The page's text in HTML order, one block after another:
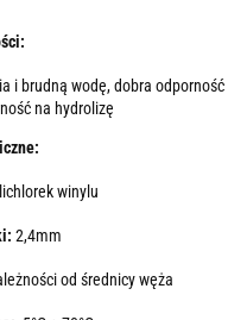
i brudną wodę, dobra odporność
na hydrolizę
winylu
2,4mm
od średnicy węża